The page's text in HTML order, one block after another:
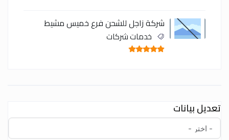
شركة زاجل للشحن فرع خميس مشيط
خدمات شركات
تعديل بيانات